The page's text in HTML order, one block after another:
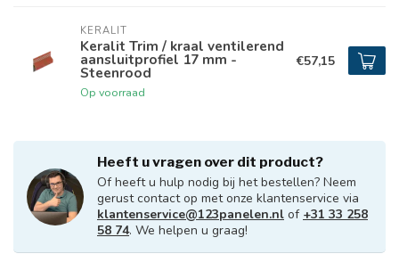
KERALIT
Keralit Trim / kraal ventilerend
aansluitprofiel 17 mm -
Steenrood
Op voorraad
€57,15
Heeft u vragen over dit product?
Of heeft u hulp nodig bij het bestellen? Neem
gerust contact op met onze klantenservice via
klantenservice@123panelen.nl of +31 33 258
58 74. We helpen u graag!